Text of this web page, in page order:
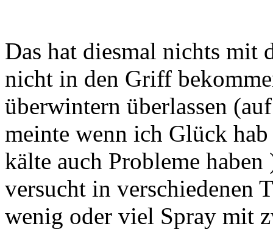
Das hat diesmal nichts mit
nicht in den Griff
überwintern überlassen
meinte wenn ich Glück
kälte auch Probleme
versucht in verschiedenen
wenig oder viel Spray mit